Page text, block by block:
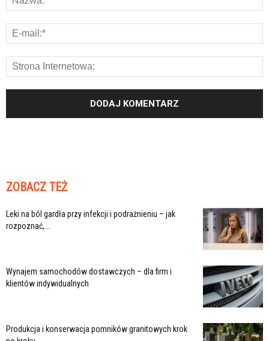
ZOBACZ TEŻ
Leki na ból gardła przy infekcji i podrażnieniu – jak
rozpoznać,...
Wynajem samochodów dostawczych – dla firm i
klientów indywidualnych
Produkcja i konserwacja pomników granitowych krok